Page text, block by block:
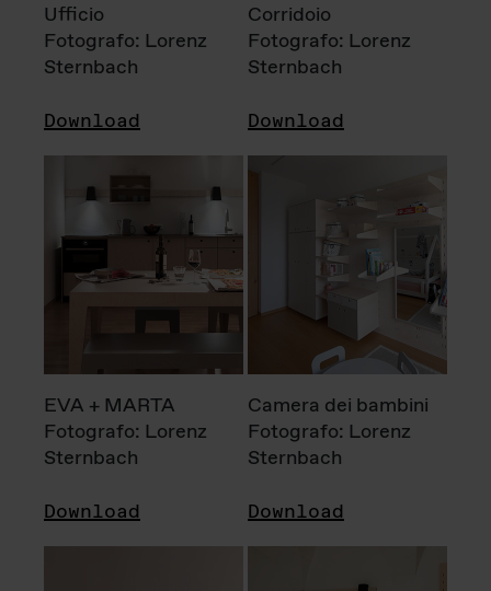
Ufficio
Fotografo: Lorenz
Sternbach
Download
Corridoio
Fotografo: Lorenz
Sternbach
Download
EVA + MARTA
Fotografo: Lorenz
Sternbach
Download
Camera dei bambini
Fotografo: Lorenz
Sternbach
Download